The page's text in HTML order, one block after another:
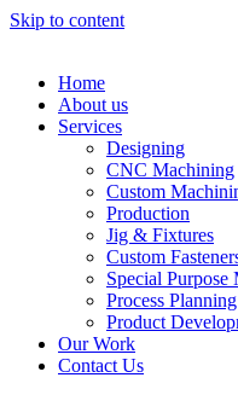
Skip to content
Home
About us
Services
Designing
CNC Machining
Custom
Production
Jig & Fixtures
Custom
Special
Process Planning
Product
Our Work
Contact Us